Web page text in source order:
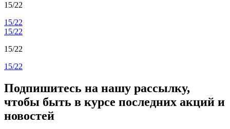
15/22
15/22
15/22
15/22
15/22
Подпишитесь на нашу рассылку,
чтобы быть в курсе последних акций и
новостей